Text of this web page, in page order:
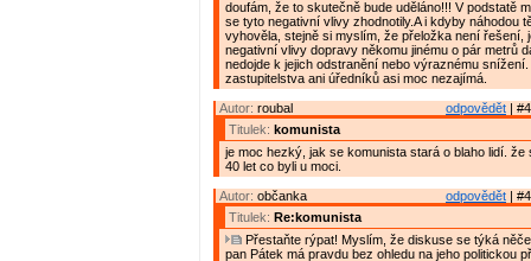
doufám, že to skutečně bude uděláno!!! V podstatě
se tyto negativní vlivy zhodnotily.A i kdyby náhodou
vyhověla, stejně si myslím, že přeložka není řešení,
negativní vlivy dopravy někomu jinému o pár metrů
nedojde k jejich odstranění nebo výraznému snížení.
zastupitelstva ani úředníků asi moc nezajímá.
odpovědět |
Autor: roubal
Titulek: komunista
je moc hezký, jak se komunista stará o blaho lidí. že
40 let co byli u moci.
odpovědět |
Autor: občanka
Titulek: Re:komunista
Přestaňte rýpat! Myslím, že diskuse se týká
pan Pátek má pravdu bez ohledu na jeho politickou